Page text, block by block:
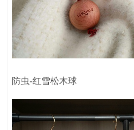
防虫-红雪松木球